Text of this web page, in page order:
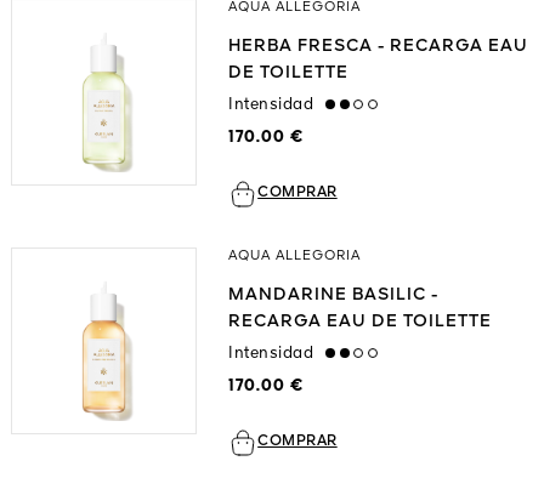
AQUA ALLEGORIA
HERBA FRESCA - RECARGA EAU
DE TOILETTE
Intensidad
medium
170.00 €
COMPRAR
AQUA ALLEGORIA
MANDARINE BASILIC -
RECARGA EAU DE TOILETTE
Intensidad
medium
170.00 €
COMPRAR